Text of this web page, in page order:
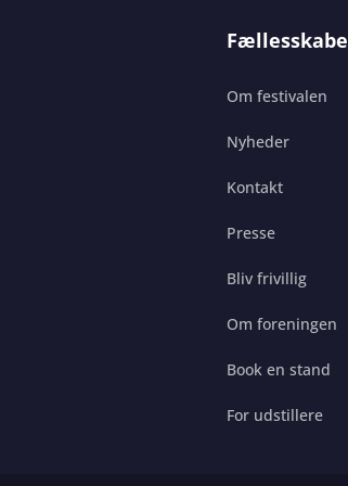
Om festivalen
Nyheder
Kontakt
Presse
Bliv frivillig
Om foreningen
Book en stand
For udstillere